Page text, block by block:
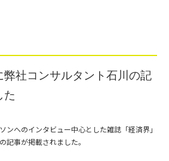
弊社コンサルタント石川の記
た
ンへのインタビュー中心とした雑誌「経済界」
記事が掲載されました。